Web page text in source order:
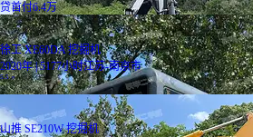
贷首付6.4万
徐工 XE60DA 挖掘机
2020年 | 5177小时江苏-南京市
5.5万
山推 SE210W 挖掘机